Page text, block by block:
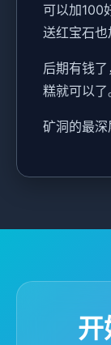
可以加100
送红宝石也
后期有钱
糕就可以了
矿洞的最深
开